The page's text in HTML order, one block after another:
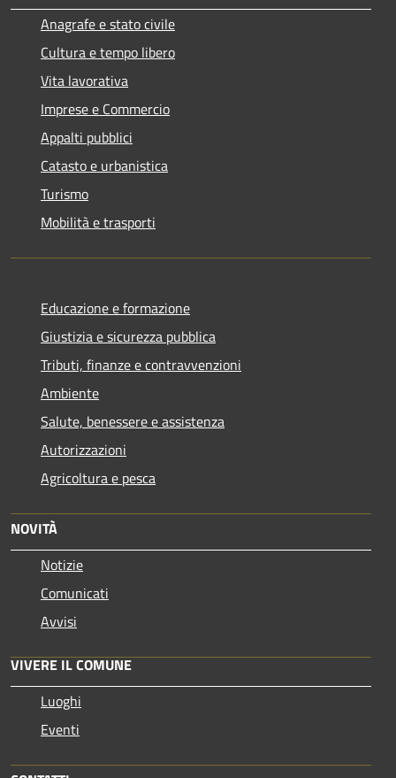
Anagrafe e stato civile
Cultura e tempo libero
Vita lavorativa
Imprese e Commercio
Appalti pubblici
Catasto e urbanistica
Turismo
Mobilità e trasporti
Educazione e formazione
Giustizia e sicurezza pubblica
Tributi, finanze e contravvenzioni
Ambiente
Salute, benessere e assistenza
Autorizzazioni
Agricoltura e pesca
NOVITÀ
Notizie
Comunicati
Avvisi
VIVERE IL COMUNE
Luoghi
Eventi